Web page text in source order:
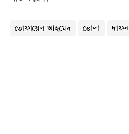
তোফায়েল আহমেদ ভোলা দাফন